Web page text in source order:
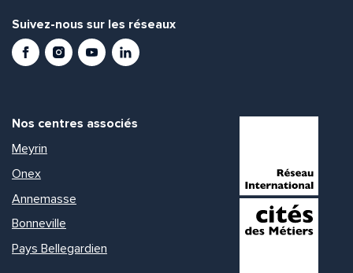
Suivez-nous sur les réseaux
FacebookInstagramYoutubeLinkedIn
Nos centres associés
Meyrin
Onex
Annemasse
Bonneville
Pays Bellegardien